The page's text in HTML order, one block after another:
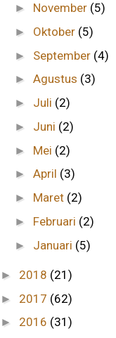
► November (5)
► Oktober (5)
► September (4)
►Agustus (3)
► Juli (2)
► Juni (2)
► Mei (2)
►April (3)
► Maret (2)
► Februari (2)
► Januari (5)
► 2018 (21)
► 2017 (62)
► 2016 (31)